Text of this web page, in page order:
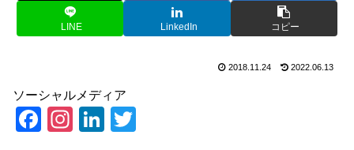
LINE LinkedIn コピー
2018.11.24 2022.06.13
ソーシャルメディア
F
In Li